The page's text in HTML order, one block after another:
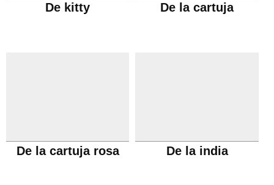
De kitty De la cartuja
De la cartuja rosa De la india